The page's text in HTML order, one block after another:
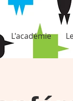
L'académie